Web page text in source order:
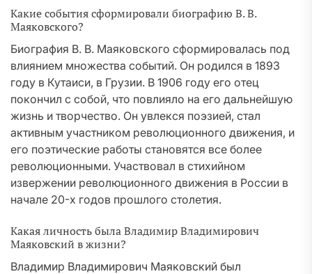
Какие события сформировали биографию В. В.
Маяковского?
Биография В. В. Маяковского сформировалась под
влиянием множества событий. Он родился в 1893
году в Кутаиси, в Грузии. В 1906 году его отец
покончил с собой, что повлияло на его дальнейшую
жизнь и творчество. Он увлекся поэзией, стал
активным участником революционного движения, и
его поэтические работы становятся все более
революционными. Участвовал в стихийном
извержении революционного движения в России в
начале 20-х годов прошлого столетия.
Какая личность была Владимир Владимирович
Маяковский в жизни?
Владимир Владимирович Маяковский был